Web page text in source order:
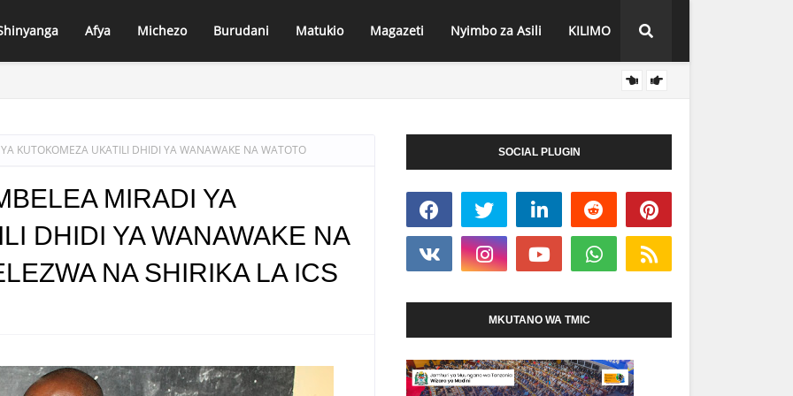
Afya Michezo Burudani Matukio Magazeti Nyimbo za Asili KILIMO
LUHUMBO–DIDIA KUJENGWA KWA KIWANGO CHA LAMI, LUHUMBO SEKONDARI IMEPOKEA MIL. 113 KWA
KUTOKOMEZA UKATILI DHIDI YA WANAWAKE NA WATOTO
MIRADI YA
DHIDI YA WANAWAKE NA
NA SHIRIKA LA ICS
SOCIAL PLUGIN
MKUTANO WA TMIC